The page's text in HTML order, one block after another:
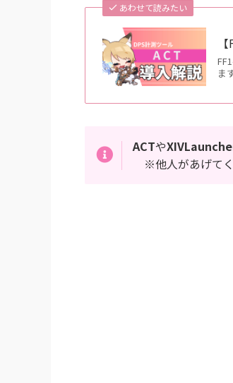
あわせて読みたい
ま
ACTや
※他人があげて